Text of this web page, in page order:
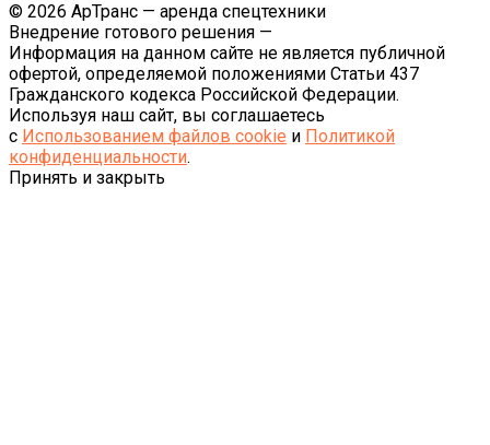
© 2026 АрТранс — аренда спецтехники
Внедрение готового решения —
Информация на данном сайте не является публичной
офертой, определяемой положениями Статьи 437
Гражданского кодекса Российской Федерации.
Используя наш сайт, вы соглашаетесь
с Использованием файлов cookie и Политикой
конфиденциальности.
Принять и закрыть